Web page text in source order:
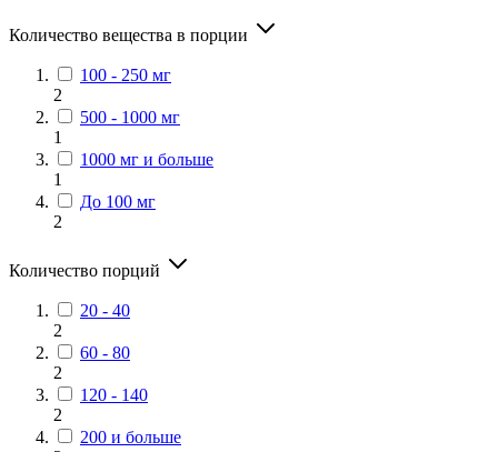
Количество вещества в порции
100 - 250 мг
2
500 - 1000 мг
1
1000 мг и больше
1
До 100 мг
2
Количество порций
20 - 40
2
60 - 80
2
120 - 140
2
200 и больше